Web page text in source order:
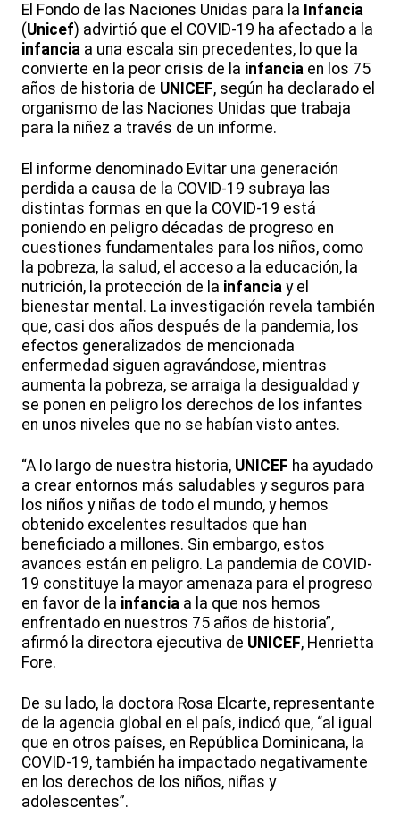
El Fondo de las Naciones Unidas para la Infancia
(Unicef) advirtió que el COVID-19 ha afectado a la
infancia a una escala sin precedentes, lo que la
convierte en la peor crisis de la infancia en los 75
años de historia de UNICEF, según ha declarado el
organismo de las Naciones Unidas que trabaja
para la niñez a través de un informe.
El informe denominado Evitar una generación
perdida a causa de la COVID-19 subraya las
distintas formas en que la COVID-19 está
poniendo en peligro décadas de progreso en
cuestiones fundamentales para los niños, como
la pobreza, la salud, el acceso a la educación, la
nutrición, la protección de la infancia y el
bienestar mental. La investigación revela también
que, casi dos años después de la pandemia, los
efectos generalizados de mencionada
enfermedad siguen agravándose, mientras
aumenta la pobreza, se arraiga la desigualdad y
se ponen en peligro los derechos de los infantes
en unos niveles que no se habían visto antes.
“A lo largo de nuestra historia, UNICEF ha ayudado
a crear entornos más saludables y seguros para
los niños y niñas de todo el mundo, y hemos
obtenido excelentes resultados que han
beneficiado a millones. Sin embargo, estos
avances están en peligro. La pandemia de COVID-
19 constituye la mayor amenaza para el progreso
en favor de la infancia a la que nos hemos
enfrentado en nuestros 75 años de historia”,
afirmó la directora ejecutiva de UNICEF, Henrietta
Fore.
De su lado, la doctora Rosa Elcarte, representante
de la agencia global en el país, indicó que, “al igual
que en otros países, en República Dominicana, la
COVID-19, también ha impactado negativamente
en los derechos de los niños, niñas y
adolescentes”.